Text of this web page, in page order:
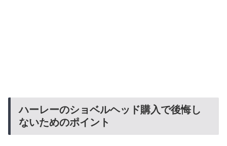
ハーレーのショベルヘッド購入で後悔し
ないためのポイント